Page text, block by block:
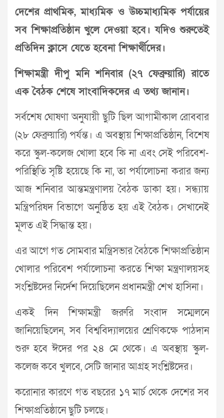
দেশের প্রাথমিক, মাধ্যমিক ও উচ্চমাধ্যমিক পর্যায়ের
সব শিক্ষাপ্রতিষ্ঠান খুলে দেওয়া হবে। যদিও শুরুতেই
প্রতিদিন ক্লাসে যেতে হবেনা শিক্ষার্থীদের।
শিক্ষামন্ত্রী দীপু মনি শনিবার (২৭ ফেব্রুয়ারি) রাতে
এক বৈঠক শেষে সাংবাদিকদের এ তথ্য জানান।
সর্বশেষ ঘোষণা অনুযায়ী ছুটি ছিল আগামীকাল রোববার
(২৮ ফেব্রুয়ারি) পর্যন্ত। এ অবস্থায় শিক্ষাপ্রতিষ্ঠান, বিশেষ
করে স্কুল-কলেজ খোলা হবে কি না এবং সেই পরিবেশ-
পরিস্থিতি সৃষ্টি হয়েছে কি না, তা পর্যালোচনা করার জন্য
আজ শনিবার আন্তমন্ত্রণালয় বৈঠক ডাকা হয়। সন্ধ্যায়
মন্ত্রিপরিষদ বিভাগে অনুষ্ঠিত হয় এই বৈঠক। সেখানেই
মূলত এই সিদ্ধান্ত হয়।
এর আগে গত সোমবার মন্ত্রিসভার বৈঠকে শিক্ষাপ্রতিষ্ঠান
খোলার পরিবেশ পর্যালোচনা করতে শিক্ষা মন্ত্রণালয়সহ
সংশ্লিষ্টদের নির্দেশ দিয়েছিলেন প্রধানমন্ত্রী শেখ হাসিনা।
একই দিন শিক্ষামন্ত্রী জরুরি সংবাদ সম্মেলনে
জানিয়েছিলেন, সব বিশ্ববিদ্যালয়ের শ্রেণিকক্ষে পাঠদান
শুরু হবে ঈদের পর ২৪ মে থেকে। এ অবস্থায় স্কুল-
কলেজ কবে খুলবে, সেটি জানার আগ্রহ সংশ্লিষ্টদের।
করোনার কারণে গত বছরের ১৭ মার্চ থেকে দেশের সব
শিক্ষাপ্রতিষ্ঠানে ছুটি চলছে।